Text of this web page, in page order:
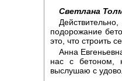
Светлана
подорожание
это, что строить
Анна
нас с бетоном,
выслушаю с